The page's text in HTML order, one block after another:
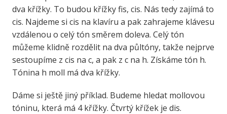
dva křížky. To budou křížky fis, cis. Nás tedy zajímá to
cis. Najdeme si cis na klavíru a pak zahrajeme klávesu
vzdálenou o celý tón směrem doleva. Celý tón
můžeme klidně rozdělit na dva půltóny, takže nejprve
sestoupíme z cis na c, a pak z c na h. Získáme tón h.
Tónina h moll má dva křížky.
Dáme si ještě jiný příklad. Budeme hledat mollovou
tóninu, která má 4 křížky. Čtvrtý křížek je dis.